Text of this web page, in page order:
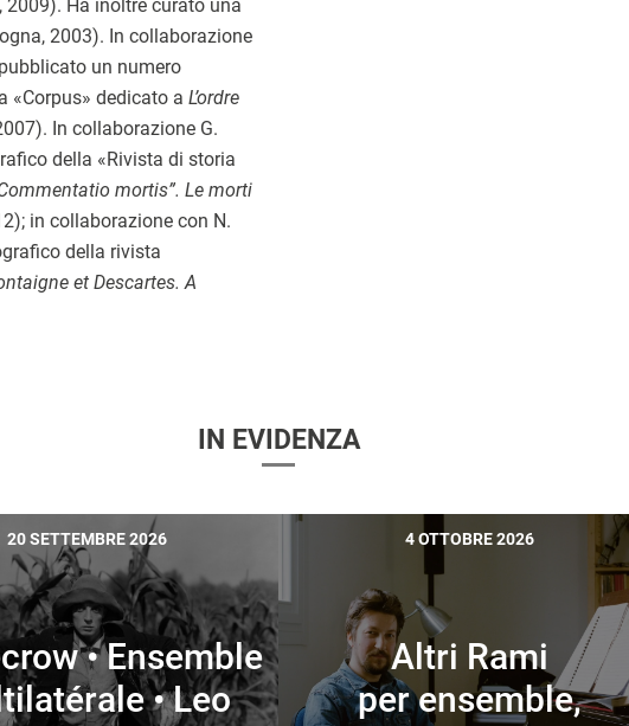
2009). Ha inoltre curato una
2003). In collaborazione
un numero
«Corpus» dedicato a L’ordre
In collaborazione G.
della «Rivista di storia
mortis”. Le morti
in collaborazione con N.
della rivista
et Descartes. A
IN EVIDENZA
20 SETTEMBRE 2026
• Ensemble
• Leo
4 OTTOBRE 2026
Altri Rami
per ensemble,